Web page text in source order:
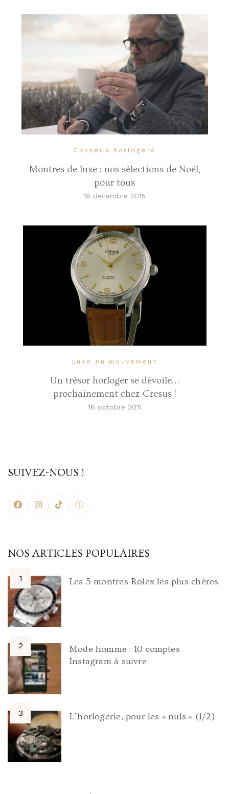
Conseils horlogers
Montres de luxe : nos sélections de Noël,
pour tous
18 décembre 2015
Luxe en mouvement
Un trésor horloger se dévoile…
prochainement chez Cresus !
16 octobre 2011
SUIVEZ-NOUS !
NOS ARTICLES POPULAIRES
Les 5 montres Rolex les plus chères
Mode homme : 10 comptes
Instagram à suivre
L’horlogerie, pour les « nuls » (1/2)